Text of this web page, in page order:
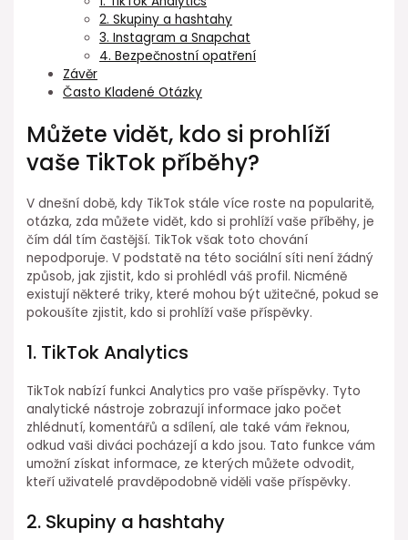
2. Skupiny a hashtahy
3. Instagram a Snapchat
4. Bezpečnostní opatření
Závěr
Často Kladené Otázky
Můžete vidět, kdo si prohlíží
vaše TikTok příběhy?
V dnešní době, kdy TikTok stále více roste na popularitě,
otázka, zda můžete vidět, kdo si prohlíží vaše příběhy, je
čím dál tím častější. TikTok však toto chování
nepodporuje. V podstatě na této sociální síti není žádný
způsob, jak zjistit, kdo si prohlédl váš profil. Nicméně
existují některé triky, které mohou být užitečné, pokud se
pokoušíte zjistit, kdo si prohlíží vaše příspěvky.
1. TikTok Analytics
TikTok nabízí funkci Analytics pro vaše příspěvky. Tyto
analytické nástroje zobrazují informace jako počet
zhlédnutí, komentářů a sdílení, ale také vám řeknou,
odkud vaši diváci pocházejí a kdo jsou. Tato funkce vám
umožní získat informace, ze kterých můžete odvodit,
kteří uživatelé pravděpodobně viděli vaše příspěvky.
2. Skupiny a hashtahy